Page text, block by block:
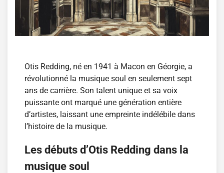
Otis Redding, né en 1941 à Macon en Géorgie, a
révolutionné la musique soul en seulement sept
ans de carrière. Son talent unique et sa voix
puissante ont marqué une génération entière
d’artistes, laissant une empreinte indélébile dans
l’histoire de la musique.
Les débuts d’Otis Redding dans la
musique soul